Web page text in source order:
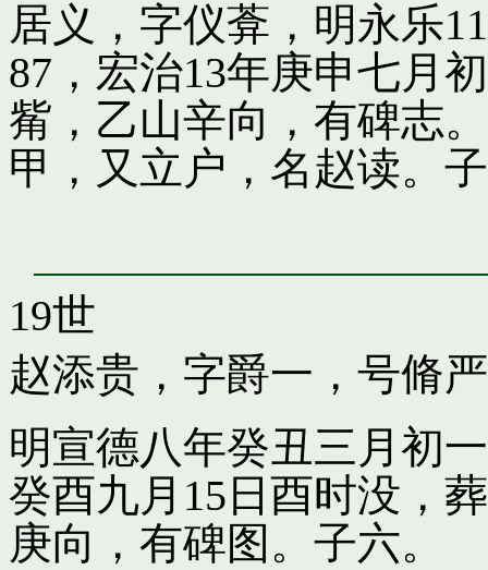
居义，字仪葊，明永乐
87，宏治13年庚申七月
觜，乙山辛向，有碑志
甲，又立户，名赵读。
19世
赵添贵，字爵一，号脩严
明宣德八年癸丑三月初
癸酉九月15日酉时没，
庚向，有碑图。子六。